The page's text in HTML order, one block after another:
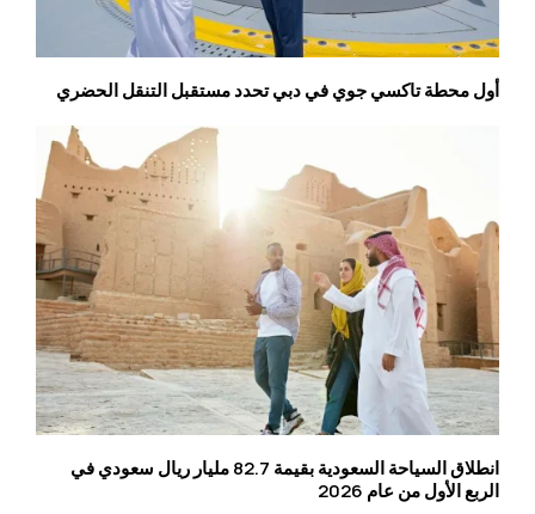
أول محطة تاكسي جوي في دبي تحدد مستقبل التنقل الحضري
انطلاق السياحة السعودية بقيمة 82.7 مليار ريال سعودي في
الربع الأول من عام 2026